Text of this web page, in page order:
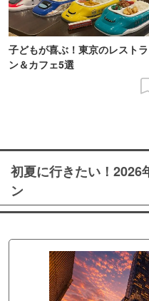
子どもが喜ぶ！東京のレストラ
ン＆カフェ5選
初夏に行きたい！2026
ン